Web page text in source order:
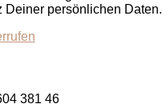
Deiner persönlichen Daten.
381 46